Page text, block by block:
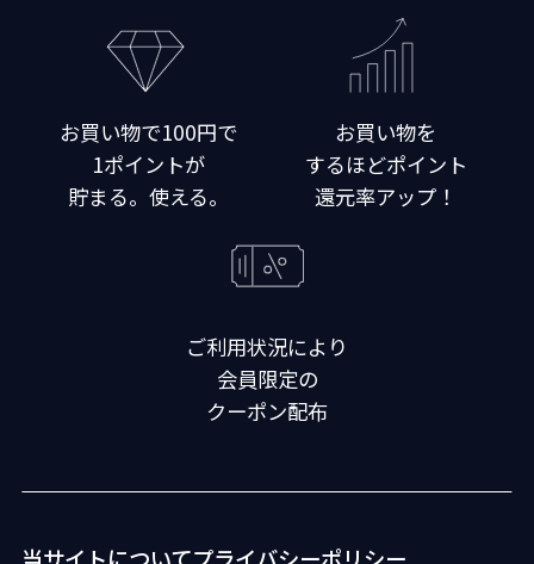
お買い物で100円で
1ポイントが
貯まる。使える。
お買い物を
するほどポイント
還元率アップ！
ご利用状況により
会員限定の
クーポン配布